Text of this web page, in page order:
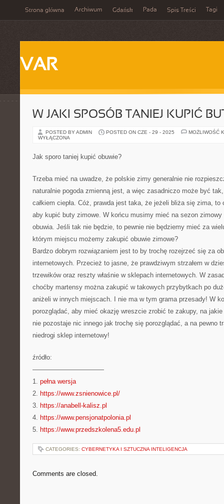
Strona główna Archiwum Gdańsk Pada Spis Treści Tagi
VAR
W JAKI SPOSÓB TANIEJ KUPIĆ
POSTED BY ADMIN POSTED ON CZE - 29 - 2025
MOŻLIWOŚĆ
WYŁĄCZONA
Jak sporo taniej kupić obuwie?
Trzeba mieć na uwadze, że polskie zimy generalnie nie
naturalnie pogoda zmienną jest, a więc zasadniczo może być
całkiem ciepła. Cóż, prawda jest taka, że jeżeli bliża się zima,
aby kupić buty zimowe. W końcu musimy mieć na sezon zimowy
obuwia. Jeśli tak nie będzie, to pewnie nie będziemy mieć za
którym miejscu możemy zakupić obuwie zimowe?
Bardzo dobrym rozwiązaniem jest to by trochę rozejrzeć się za
internetowych. Przecież to jasne, że prawdziwym strzałem w
trzewików oraz reszty właśnie w sklepach internetowych. W
choćby martensy można zakupić w takowych przybytkach po
aniżeli w innych miejscach. I nie ma w tym grama przesady! W
porozglądać, aby mieć okazję wreszcie zrobić te zakupy, na jakie
nie pozostaje nic innego jak trochę się porozglądać, a na pewno
niedrogi sklep internetowy!
źródło:
———————————
1. pełna wersja
2. https://www.zsnienowice.pl/
3. https://anabell-kalisz.pl
4. https://www.pensjonatpolonia.pl
5. https://www.przedszkolena5.edu.pl
CATEGORIES: CYBERNETYKA I SZTUCZNA INTELIGENCJA
Comments are closed.